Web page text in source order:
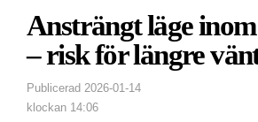
Ansträngt läge
– risk för längre
Publicerad 2026-01-14
klockan 14:06